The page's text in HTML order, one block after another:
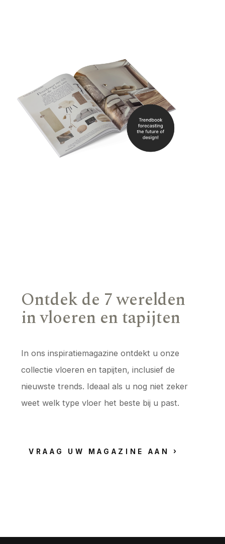
Ontdek de 7 werelden
in vloeren en tapijten
In ons inspiratiemagazine ontdekt u onze
collectie vloeren en tapijten, inclusief de
nieuwste trends. Ideaal als u nog niet zeker
weet welk type vloer het beste bij u past.
VRAAG UW MAGAZINE AAN